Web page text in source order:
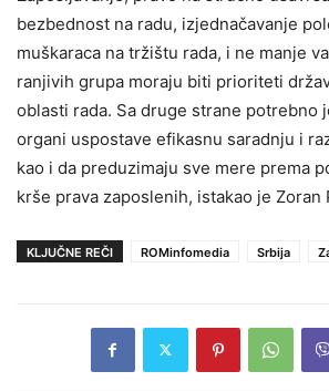
bezbednost na radu, izjednačavanje
muškaraca na tržištu rada, i ne manje
ranjivih grupa moraju biti prioriteti
oblasti rada. Sa druge strane potrebno
organi uspostave efikasnu saradnju i
kao i da preduzimaju sve mere prema
krše prava zaposlenih, istakao je Zoran
KLJUČNE REČI ROMinfomedia Srbija